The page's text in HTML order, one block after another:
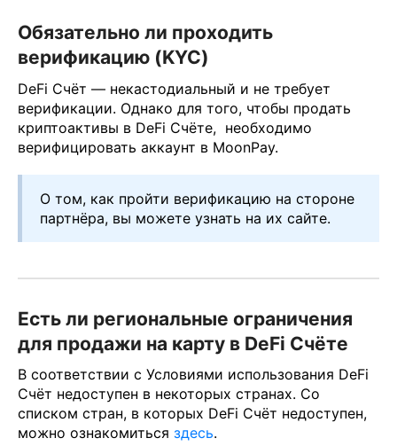
Обязательно ли проходить
верификацию (KYC)
DeFi Счёт — некастодиальный и не требует
верификации. Однако для того, чтобы продать
криптоактивы в DeFi Счёте, необходимо
верифицировать аккаунт в MoonPay.
О том, как пройти верификацию на стороне
партнёра, вы можете узнать на их сайте.
Есть ли региональные ограничения
для продажи на карту в DeFi Счёте
В соответствии с Условиями использования DeFi
Счёт недоступен в некоторых странах. Со
списком стран, в которых DeFi Счёт недоступен,
можно ознакомиться здесь.